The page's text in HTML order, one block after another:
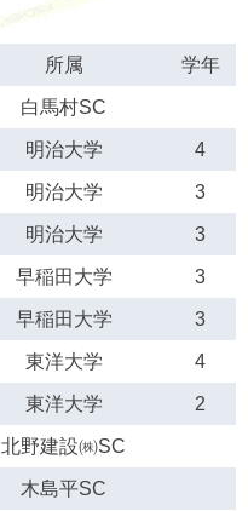
所属 学年
白馬村SC
明治大学 4
明治大学 3
明治大学 3
早稲田大学 3
早稲田大学 3
東洋大学 4
東洋大学 2
北野建設㈱SC
木島平SC